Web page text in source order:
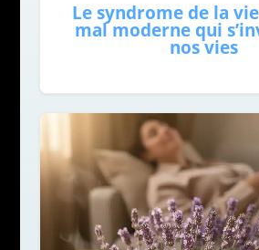
Le syndrome de la
mal moderne qui
nos vies